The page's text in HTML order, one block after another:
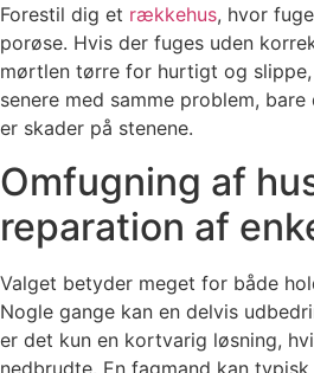
Forestil dig et rækkehus, hvor
porøse. Hvis der fuges uden
mørtlen tørre for hurtigt og
senere med samme problem,
er skader på stenene.
Omfugning af
reparation af
Valget betyder meget for både
Nogle gange kan en delvis
er det kun en kortvarig løsning,
nedbrudte. En fagmand kan